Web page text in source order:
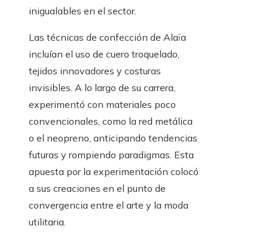
inigualables en el sector.
Las técnicas de confección de Alaïa
incluían el uso de cuero troquelado,
tejidos innovadores y costuras
invisibles. A lo largo de su carrera,
experimentó con materiales poco
convencionales, como la red metálica
o el neopreno, anticipando tendencias
futuras y rompiendo paradigmas. Esta
apuesta por la experimentación colocó
a sus creaciones en el punto de
convergencia entre el arte y la moda
utilitaria.